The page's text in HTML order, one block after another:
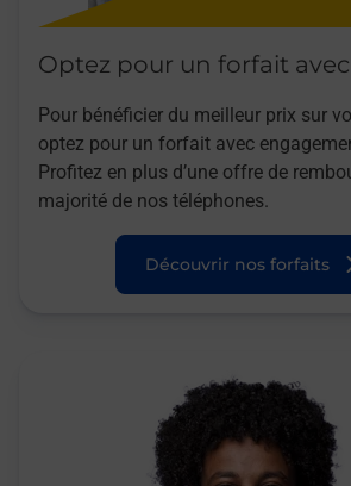
Optez pour un forfait
Pour bénéficier du meilleur prix sur
optez pour un forfait avec
Profitez en plus d’une offre de
majorité de nos téléphones.
Découvrir nos forfaits